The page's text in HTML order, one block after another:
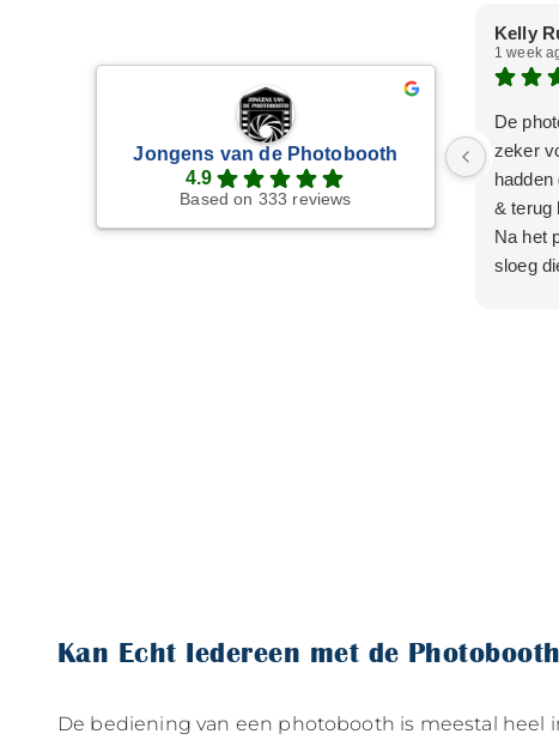
Jongens van de Photobooth
4.9
Based on 333 reviews
Kelly
1 week
De
zeker
& terug
Na het
sloeg
Wat
een
staan
Kan Echt Iedereen met de
De bediening van een photobooth is meestal heel